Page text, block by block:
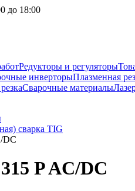
до 18:00
Редукторы и регуляторы
инверторыПлазменная
Сварочные материалы
сварка TIG
DC
P AC/DC